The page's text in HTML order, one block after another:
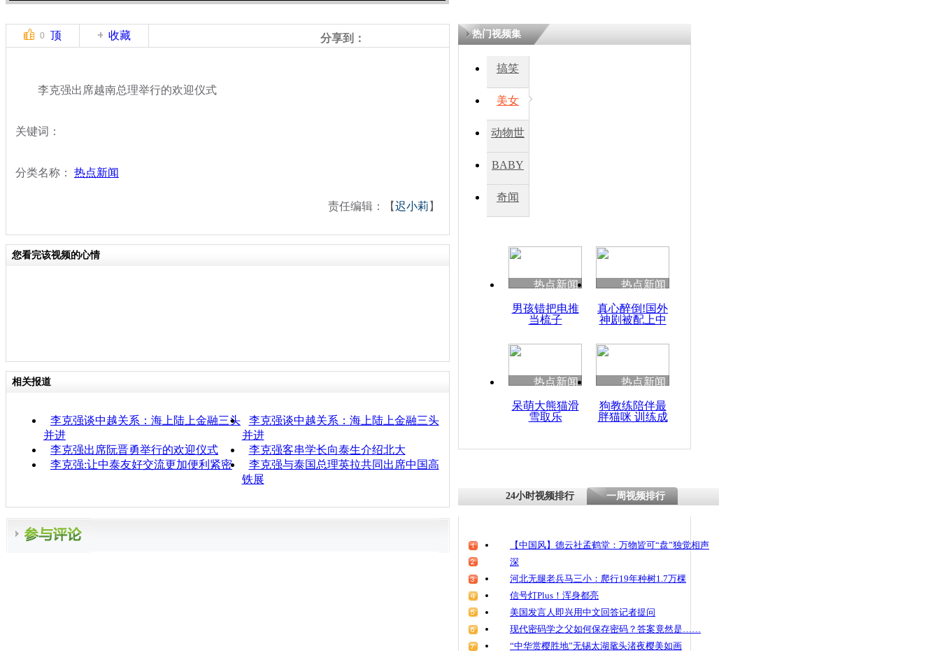
0 顶 收藏 分享到：
李克强出席越南总理举行的欢迎仪式
关键词：
分类名称： 热点新闻
责任编辑：【迟小莉 】
您看完该视频的心情
相关报道
李克强谈中越关系：海上陆上金融三头
并进
李克强谈中越关系：海上陆上金融三头
并进
李克强出席阮晋勇举行的欢迎仪式
李克强客串学长向泰生介绍北大
李克强:让中泰友好交流更加便利紧密
李克强与泰国总理英拉共同出席中国高
铁展
热门视频集
搞笑
美女
动物世
BABY
秀
奇闻
热点新闻
男孩错把电推
当梳子
热点新闻
真心醉倒!国外
神剧被配上中
热点新闻
呆萌大熊猫滑
雪取乐
热点新闻
狗教练陪伴最
胖猫咪 训练成
24小时视频排行 一周视频排行
【中国风】德云社孟鹤堂：万物皆可“盘”独觉相声
深
河北无腿老兵马三小：爬行19年种树1.7万棵
信号灯Plus！浑身都亮
美国发言人即兴用中文回答记者提问
现代密码学之父如何保存密码？答案竟然是……
“中华赏樱胜地”无锡太湖鼋头渚夜樱美如画